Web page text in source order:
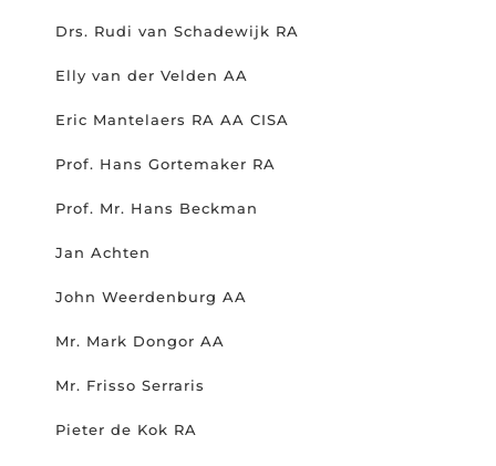
Drs. Rudi van Schadewijk RA
Elly van der Velden AA
Eric Mantelaers RA AA CISA
Prof. Hans Gortemaker RA
Prof. Mr. Hans Beckman
Jan Achten
John Weerdenburg AA
Mr. Mark Dongor AA
Mr. Frisso Serraris
Pieter de Kok RA